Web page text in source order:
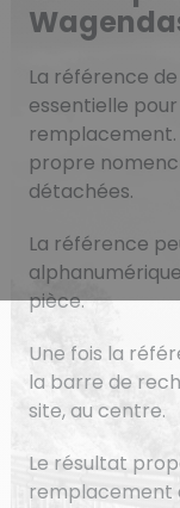
La référence
essentielle
remplacement.
propre
détachées.
La référence
pièce.
Une fois la
la barre de
site, au centre.
Le résultat
remplacement